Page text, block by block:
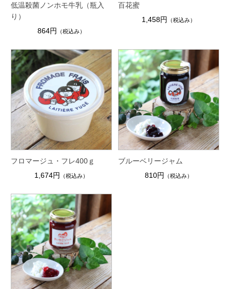
低温殺菌ノンホモ牛乳（瓶入
り）
864円
（税込み）
百花蜜
1,458円
（税込み）
フロマージュ・フレ400ｇ
1,674円
（税込み）
ブルーベリージャム
810円
（税込み）